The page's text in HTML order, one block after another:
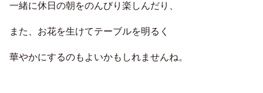
一緒に休日の朝をのんびり楽しんだり、
また、お花を生けてテーブルを明るく
華やかにするのもよいかもしれませんね。